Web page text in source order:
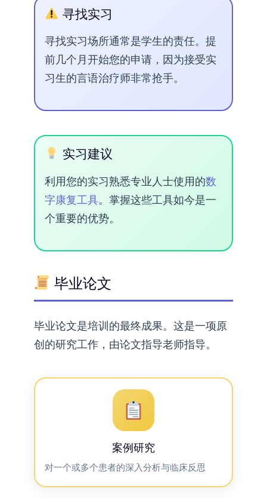
寻找实习
寻找实习场所通常是学生的责任。提
前几个月开始您的申请，因为接受实
习生的言语治疗师非常抢手。
实习建议
利用您的实习熟悉专业人士使用的数
字康复工具。掌握这些工具如今是一
个重要的优势。
毕业论文
毕业论文是培训的最终成果。这是一项原
创的研究工作，由论文指导老师指导。
案例研究
对一个或多个患者的深入分析与临床反思